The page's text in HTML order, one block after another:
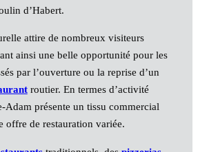
d’Habert.
attire de nombreux visiteurs
ainsi une belle opportunité pour les
par l’ouverture ou la reprise d’un
routier. En termes d’activité
Adam présente un tissu commercial
offre de restauration variée.